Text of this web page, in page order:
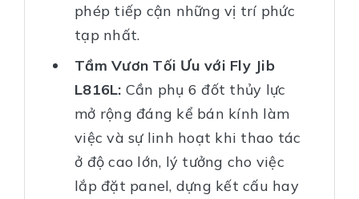
phép tiếp cận những vị trí phức
tạp nhất.
Tầm Vươn Tối Ưu với Fly Jib
L816L: Cần phụ 6 đốt thủy lực
mở rộng đáng kể bán kính làm
việc và sự linh hoạt khi thao tác
ở độ cao lớn, lý tưởng cho việc
lắp đặt panel, dựng kết cấu hay